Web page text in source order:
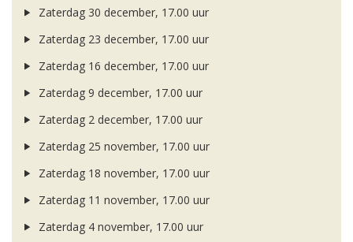
Zaterdag 30 december, 17.00 uur
Zaterdag 23 december, 17.00 uur
Zaterdag 16 december, 17.00 uur
Zaterdag 9 december, 17.00 uur
Zaterdag 2 december, 17.00 uur
Zaterdag 25 november, 17.00 uur
Zaterdag 18 november, 17.00 uur
Zaterdag 11 november, 17.00 uur
Zaterdag 4 november, 17.00 uur